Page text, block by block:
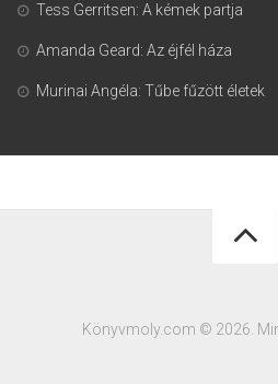
Tess Gerritsen: A kémek partja
Amanda Geard: Az éjfél háza
Murinai Angéla: Tűbe fűzött életek
Könyvmoly.com © 2026.